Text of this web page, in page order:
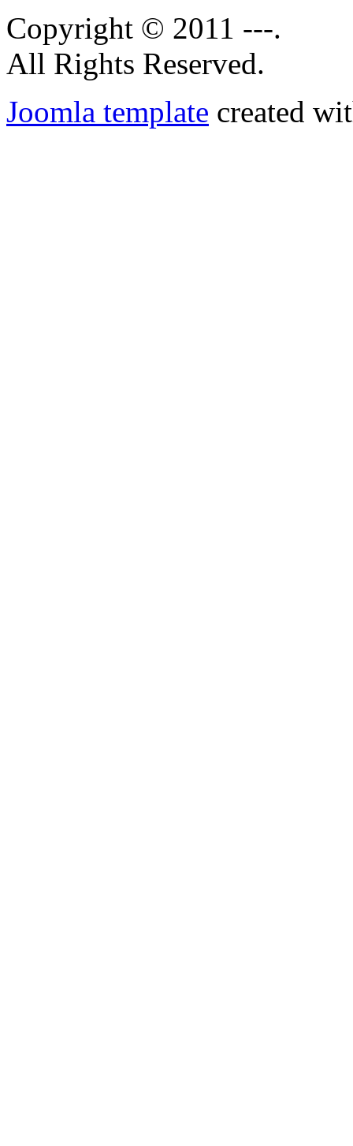
Copyright © 2011 ---.
All Rights Reserved.
Joomla template created